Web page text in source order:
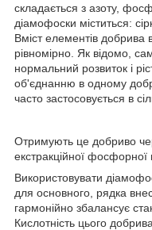
складається з азоту,
діамофоски міститься:
Вміст елементів добрива
рівномірно. Як відомо,
нормальний розвиток і
об'єднанню в одному
часто застосовується в
Отримують це добриво
екстракційної фосфорної
Використовувати
для основного, рядка
гармонійно збалансує
Кислотність цього